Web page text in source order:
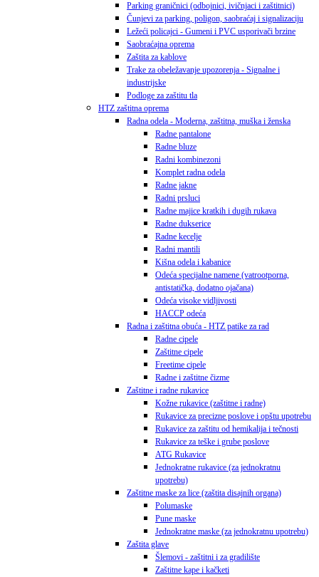
Parking graničnici (odbojnici, ivičnjaci i zaštitnici)
Čunjevi za parking, poligon, saobraćaj i signalizaciju
Ležeći policajci - Gumeni i PVC usporivači brzine
Saobraćajna oprema
Zaštita za kablove
Trake za obeležavanje upozorenja - Signalne i
industrijske
Podloge za zaštitu tla
HTZ zaštitna oprema
Radna odela - Moderna, zaštitna, muška i ženska
Radne pantalone
Radne bluze
Radni kombinezoni
Komplet radna odela
Radne jakne
Radni prsluci
Radne majice kratkih i dugih rukava
Radne dukserice
Radne kecelje
Radni mantili
Kišna odela i kabanice
Odeća specijalne namene (vatrootporna,
antistatička, dodatno ojačana)
Odeća visoke vidljivosti
HACCP odeća
Radna i zaštitna obuća - HTZ patike za rad
Radne cipele
Zaštitne cipele
Freetime cipele
Radne i zaštitne čizme
Zaštitne i radne rukavice
Kožne rukavice (zaštitne i radne)
Rukavice za precizne poslove i opštu upotrebu
Rukavice za zaštitu od hemikalija i tečnosti
Rukavice za teške i grube poslove
ATG Rukavice
Jednokratne rukavice (za jednokratnu
upotrebu)
Zaštitne maske za lice (zaštita disajnih organa)
Polumaske
Pune maske
Jednokratne maske (za jednokratnu upotrebu)
Zaštita glave
Šlemovi - zaštitni i za gradilište
Zaštitne kape i kačketi